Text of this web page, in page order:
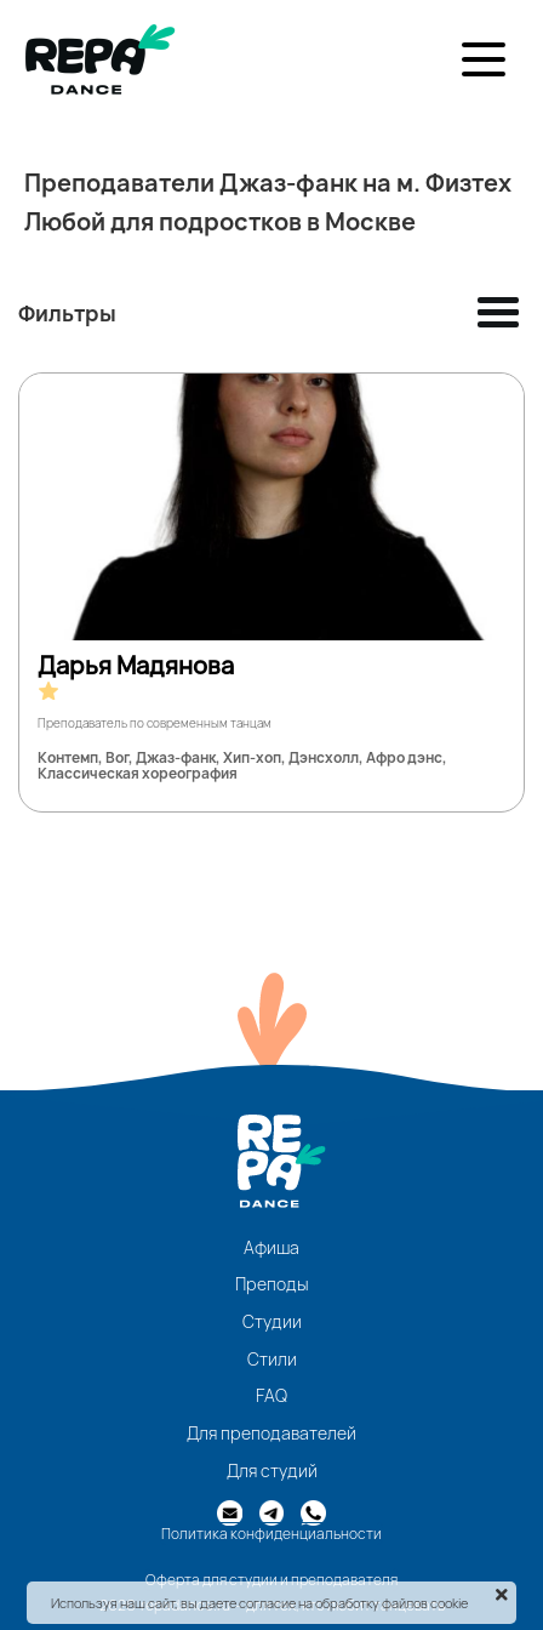
Преподаватели Джаз-фанк на м. Физтех
Любой для подростков в Москве
Фильтры
Дарья Мадянова
Преподаватель по современным танцам
Контемп, Вог, Джаз-фанк, Хип-хоп, Дэнсхолл, Афро дэнс,
Классическая хореография
Афиша
Преподы
Студии
Стили
FAQ
Для преподавателей
Для студий
Политика конфиденциальности
Оферта для студии и преподавателя
2026 repadance.ru - для тех, кто любит танцевать
Используя наш сайт, вы даете согласие на обработку файлов cookie